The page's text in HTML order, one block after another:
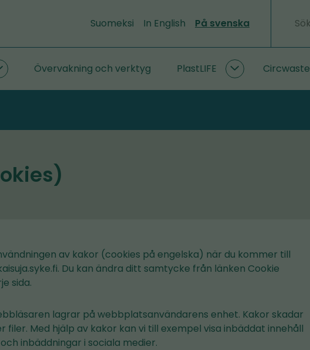
Suomeksi In English På svenska Sökord
Övervakning och verktyg PlastLIFE
PlastLIFE
undersidor
Circwaste
av kakor (cookies på engelska) när du kommer till
Du kan ändra ditt samtycke från länken Cookie
sida.
lagrar på webbplatsanvändarens enhet. Kakor skadar
Med hjälp av kakor kan vi till exempel visa inbäddat innehåll
inbäddningar i sociala medier.